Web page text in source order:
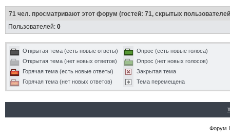
71чел. просматривают этот форум (гостей: 71, скрытых
Пользователей: 0
Открытая тема (есть новые ответы)
Открытая тема (нет новых ответов)
Горячая тема (есть новые ответы)
Горячая тема (нет новых ответов)
Опрос (есть новые голоса)
Опрос (нет новых голосов)
Закрытая тема
Тема перемещена
Форум